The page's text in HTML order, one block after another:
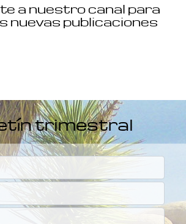
a nuestro canal para
nuevas publicaciones
trimestral